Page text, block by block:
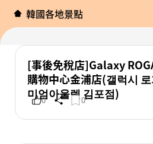
韓國各地景點
[事後免稅店]Galaxy
購物中心金浦店(갤럭시
미엄아울렛 김포점)
0 0